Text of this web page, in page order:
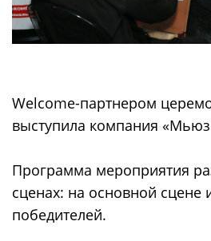
Welcome-партнером
выступила компания
Программа мероприятия
сценах: на основной сцене
победителей.